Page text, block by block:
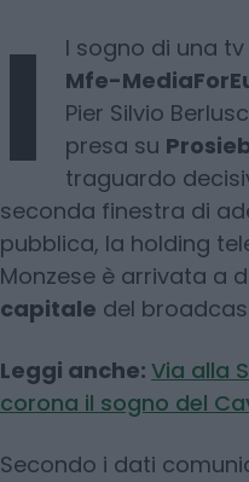
I
l sogno di una
Mfe-
Pier Silvio
presa su
traguardo
seconda finestra di
pubblica, la holding
Monzese è arrivata a
capitale del
Leggi anche: Via alla
corona il sogno del
Secondo i dati